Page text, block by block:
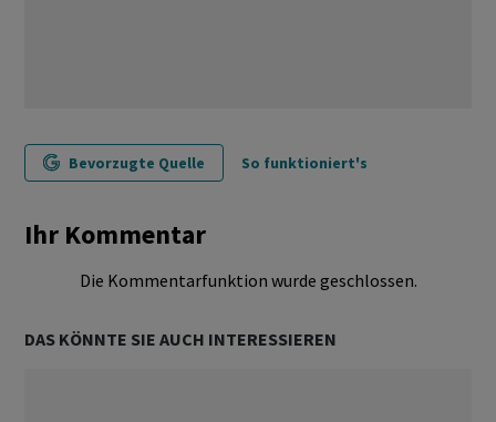
Bevorzugte Quelle So funktioniert's
Ihr Kommentar
Die Kommentarfunktion wurde geschlossen.
DAS KÖNNTE SIE AUCH INTERESSIEREN